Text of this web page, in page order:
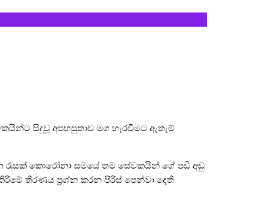
සිදුවූ අපහසුතාව මග හැරවීමට ඇතැම්
රැසක් කොරෝනා සමයේ තම සේවකයින් ගේ පඩි අඩු
තීරණය ප්‍රශ්න කරන පිරිස් පෙන්වා දෙති